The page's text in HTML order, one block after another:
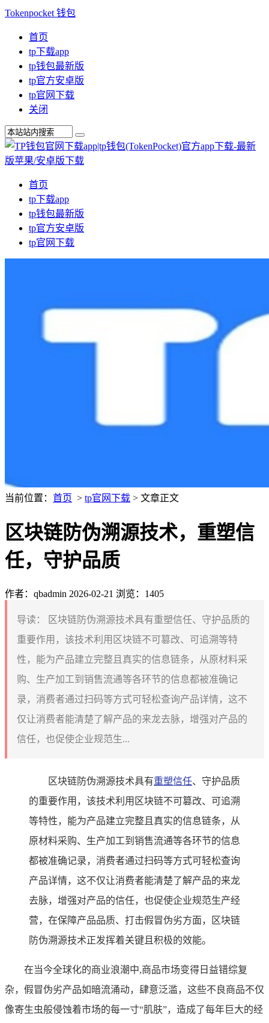
Tokenpocket 钱包
首页
tp下载app
tp钱包最新版
tp官方安卓版
tp官网下载
关闭
首页
tp下载app
tp钱包最新版
tp官方安卓版
tp官网下载
当前位置： 首页 > tp官网下载 > 文章正文
区块链防伪溯源技术，重塑信
任，守护品质
作者：qbadmin 2026-02-21 浏览：1405
导读：
区块链防伪溯源技术具有重塑信任、守护品质的
重要作用，该技术利用区块链不可篡改、可追溯等特
性，能为产品建立完整且真实的信息链条，从原材料采
购、生产加工到销售流通等各环节的信息都被准确记
录，消费者通过扫码等方式可轻松查询产品详情，这不
仅让消费者能清楚了解产品的来龙去脉，增强对产品的
信任，也促使企业规范生...
区块链防伪溯源技术具有重塑信任、守护品质
的重要作用，该技术利用区块链不可篡改、可追溯
等特性，能为产品建立完整且真实的信息链条，从
原材料采购、生产加工到销售流通等各环节的信息
都被准确记录，消费者通过扫码等方式可轻松查询
产品详情，这不仅让消费者能清楚了解产品的来龙
去脉，增强对产品的信任，也促使企业规范生产经
营，在保障产品品质、打击假冒伪劣方面，区块链
防伪溯源技术正发挥着关键且积极的效能。
在当今全球化的商业浪潮中,商品市场变得日益错综复
杂，假冒伪劣产品如暗流涌动，肆意泛滥，这些不良商品不仅
像寄生虫般侵蚀着市场的每一寸“肌肤”，造成了每年巨大的经